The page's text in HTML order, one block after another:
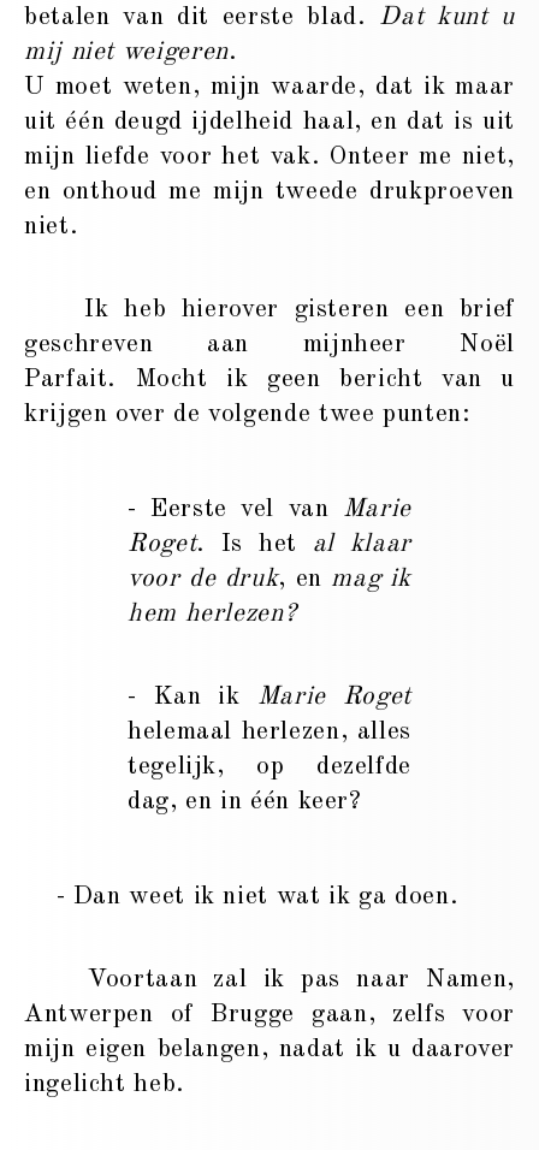
betalen van dit eerste blad. Dat kunt u
mij niet weigeren.
U moet weten, mijn waarde, dat ik maar
uit één deugd ijdelheid haal, en dat is uit
mijn liefde voor het vak. Onteer me niet,
en onthoud me mijn tweede drukproeven
niet.
Ik heb hierover gisteren een brief
geschreven aan mijnheer Noël
Parfait. Mocht ik geen bericht van u
krijgen over de volgende twee punten:
- Eerste vel van Marie
Roget. Is het al klaar
voor de druk, en mag ik
hem herlezen?
- Kan ik Marie Roget
helemaal herlezen, alles
tegelijk, op dezelfde
dag, en in één keer?
- Dan weet ik niet wat ik ga doen.
Voortaan zal ik pas naar Namen,
Antwerpen of Brugge gaan, zelfs voor
mijn eigen belangen, nadat ik u daarover
ingelicht heb.